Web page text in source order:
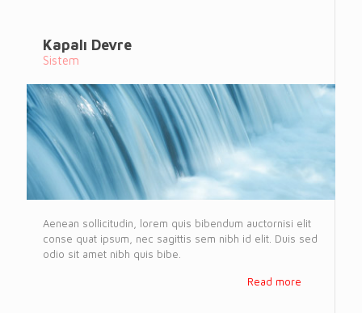
Kapalı Devre
Sistem
Aenean sollicitudin, lorem quis bibendum auctornisi elit
conse quat ipsum, nec sagittis sem nibh id elit. Duis sed
odio sit amet nibh quis bibe.
Read more